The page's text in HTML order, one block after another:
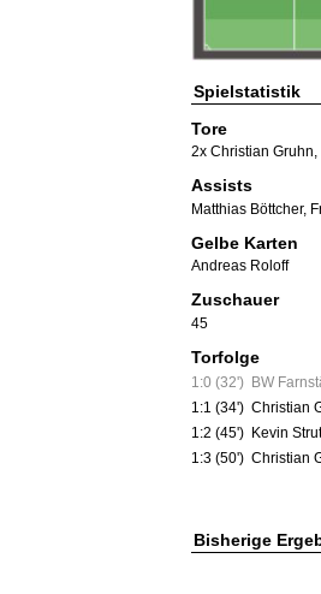
Spielstatistik
Tore
2x Christian Gruhn,
Assists
Matthias Böttcher,
Gelbe Karten
Andreas Roloff
Zuschauer
45
Torfolge
1:0 (32') BW
1:1 (34') Christian
1:2 (45') Kevin
1:3 (50') Christian
Bisherige